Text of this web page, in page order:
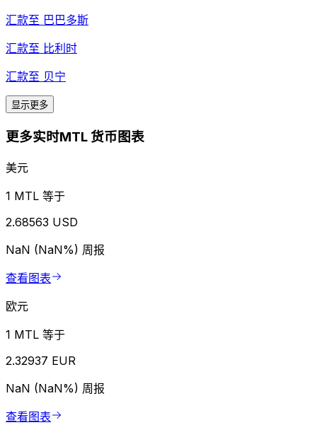
汇款至 巴巴多斯
汇款至 比利时
汇款至 贝宁
显示更多
更多实时MTL 货币图表
美元
1 MTL 等于
2.68563 USD
NaN (NaN%) 周报
查看图表
欧元
1 MTL 等于
2.32937 EUR
NaN (NaN%) 周报
查看图表